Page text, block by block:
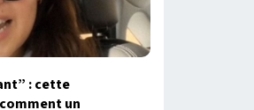
: cette
un